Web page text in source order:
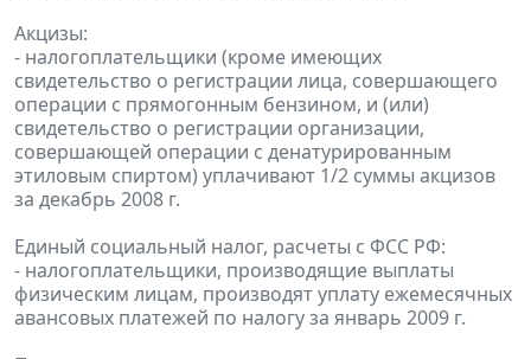
Акцизы:
- налогоплательщики (кроме имеющих
свидетельство о регистрации лица, совершающего
операции с прямогонным бензином, и (или)
свидетельство о регистрации организации,
совершающей операции с денатурированным
этиловым спиртом) уплачивают 1/2 суммы акцизов
за декабрь 2008 г.
Единый социальный налог, расчеты с ФСС РФ:
- налогоплательщики, производящие выплаты
физическим лицам, производят уплату ежемесячных
авансовых платежей по налогу за январь 2009 г.